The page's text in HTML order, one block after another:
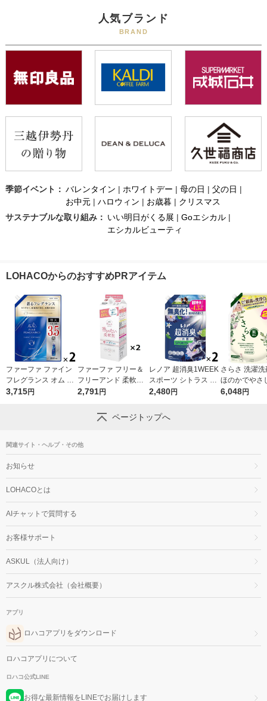
人気ブランド
BRAND
季節イベント： バレンタイン | ホワイトデー | 母の日 | 父の日 |
お中元| ハロウィン | お歳暮 | クリスマス
サステナブルな取り組み： いい明日がくる展 | Goエシカル|
エシカルビューティ
LOHACOからのおすすめPRアイテム
ファーファ ファイン
フレグランス オム 詰
め替え 特大 2000mL
3,715円
ファーファ フリー＆
フリーアンド 柔軟剤
無香料 詰め替え 1500
柔軟剤 NSファーフ
ァ・ジャパン
2,791円
レノア 超消臭1WEEK
スポーツ シトラス 詰
め替え 超特大 1380m
柔軟剤 P＆G
2,480円
さらさ 洗濯
ほのかでやさ
系の香り 詰め
6,048円
ページトップへ
関連サイト・ヘルプ・その他
お知らせ
LOHACOとは
AIチャットで質問する
お客様サポート
ASKUL（法人向け）
アスクル株式会社（会社概要）
アプリ
ロハコアプリをダウンロード
ロハコアプリについて
ロハコ公式LINE
お得な最新情報をLINEでお届けします